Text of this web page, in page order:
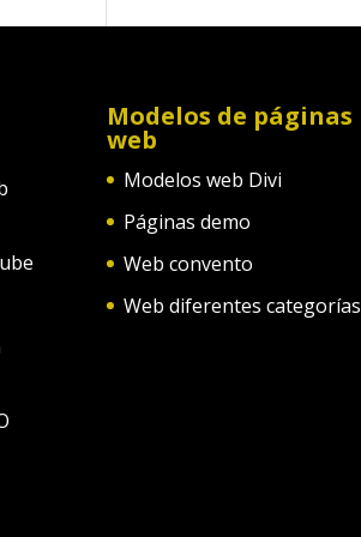
Modelos de páginas
web
Modelos web Divi
Páginas demo
Web convento
Web diferentes categorías